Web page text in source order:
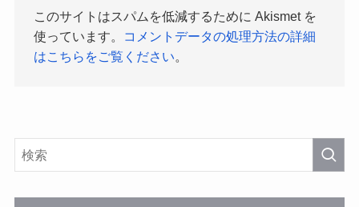
このサイトはスパムを低減するために Akismet を
使っています。
コメントデータの処理方法の詳細
はこちらをご覧ください。